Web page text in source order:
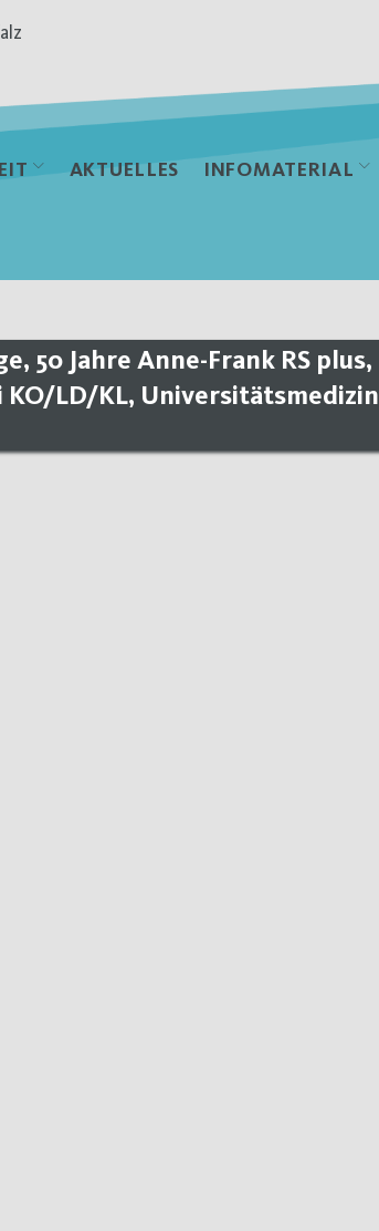
AKTUELLES INFOMATERIAL
50 Jahre Anne-Frank RS plus,
LD/KL, Universitätsmedizin